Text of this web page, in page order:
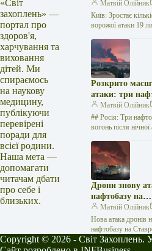
«Світ
захоплень» —
портал про
здоров'я,
харчування та
виховання
дітей. Ми
спираємось
на наукову
медицину,
публікуючи
перевірені
поради для
всієї родини.
Наша мета —
допомагати
читачам дбати
про себе і
близьких.
про 15
Матвій Олійник
Київ: Зростає
ворожої атаки 19
російської агресії,
столиці…
Розкрито
атаки: три
палають у
OSINT-аналіз
Матвій Олійник
## Росія: Три
вогонь після нічної
Еболи набирав
кордонів" б'ють…
Дрони знову
нафтобазу на
втретє за два
Матвій Олійник
Нова атака дронів
нафтобазу на
втретє за два
місті
Copyright © 2026 - Світ Захоплень.